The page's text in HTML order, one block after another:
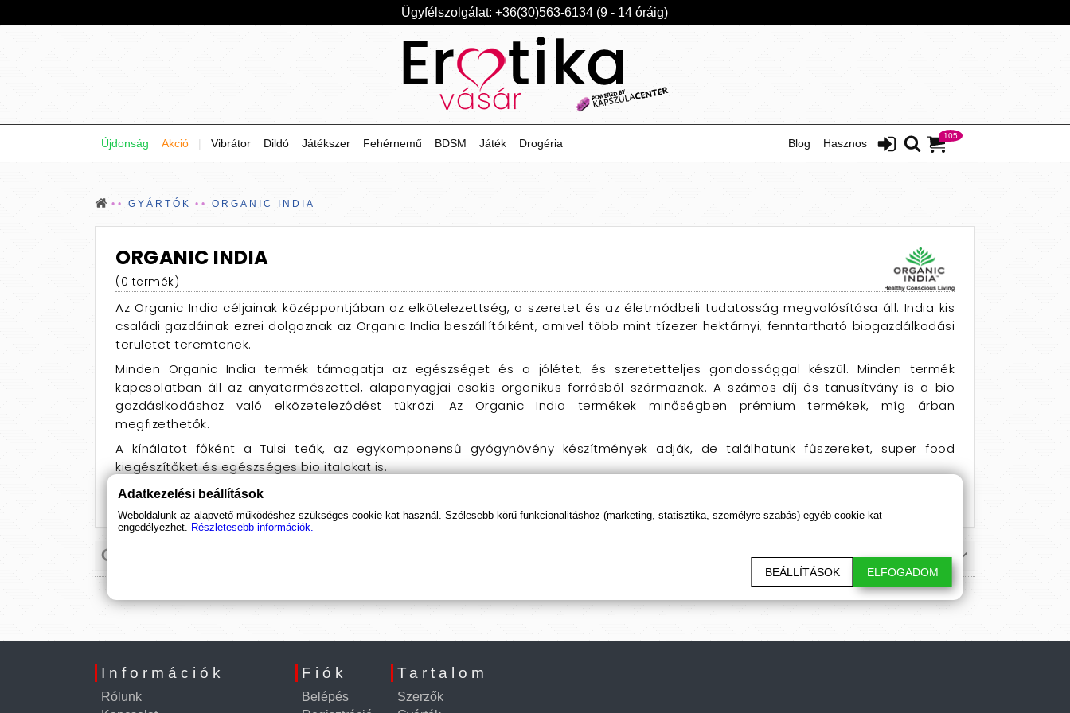
Ügyfélszolgálat: +36(30)563-6134 (9 - 14 óráig)
105
Hasznos
Újdonság Blog
Akció | Vibrátor Dildó Játékszer Fehérnemű BDSM Játék Drogéria
GYÁRTÓK ORGANIC INDIA
ORGANIC INDIA
(0 termék)
Az Organic India céljainak középpontjában az elkötelezettség, a szeretet és az életmódbeli tudatosság megvalósítása áll. India kis
családi gazdáinak ezrei dolgoznak az Organic India beszállítóiként, amivel több mint tízezer hektárnyi, fenntartható biogazdálkodási
területet teremtenek.
Minden Organic India termék támogatja az egészséget és a jólétet, és szeretetteljes gondossággal készül. Minden termék
kapcsolatban áll az anyatermészettel, alapanyagjai csakis organikus forrásból származnak. A számos díj és tanusítvány is a bio
gazdáslkodáshoz való elközeteleződést tükrözi. Az Organic India termékek minőségben prémium termékek, míg árban
megfizethetők.
A kínálatot főként a Tulsi teák, az egykomponensű gyógynövény készítmények adják, de találhatunk fűszereket, super food
kiegészítőket és egészséges bio italokat is.
Információk
Rólunk
Fiók
Belépés
Tartalom
Szerzők
Adatkezelési beállítások
Weboldalunk az alapvető működéshez szükséges cookie-kat használ. Szélesebb körű funkcionalitáshoz (marketing, statisztika, személyre szabás) egyéb cookie-kat
engedélyezhet. Részletesebb információk.
BEÁLLÍTÁSOK ELFOGADOM